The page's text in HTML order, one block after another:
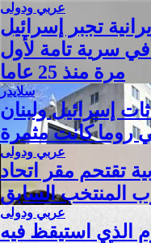
عربي ودولى
تجبر إسرائيل
سرية تامة لأول
مرة منذ 25 عاما
سلايدر
إسرائيل ولبنان
روما كانت مثمرة
عربي ودولى
تقتحم مقر اتحاد
المنتخب السابق
عربي ودولى
الذي استيقظ فيه